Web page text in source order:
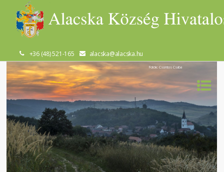
+36 (48) 521-165 alacska@alacska.hu
Fotók: Csontos Csaba